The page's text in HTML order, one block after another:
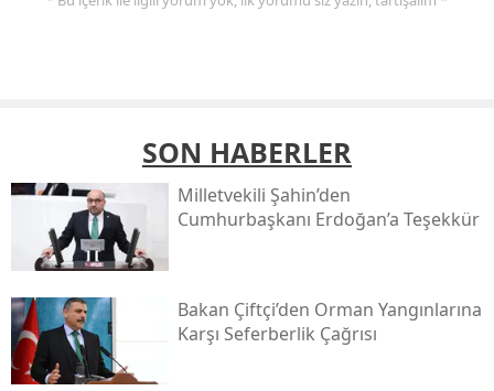
SON HABERLER
Milletvekili Şahin’den
Cumhurbaşkanı Erdoğan’a Teşekkür
Bakan Çiftçi’den Orman Yangınlarına
Karşı Seferberlik Çağrısı